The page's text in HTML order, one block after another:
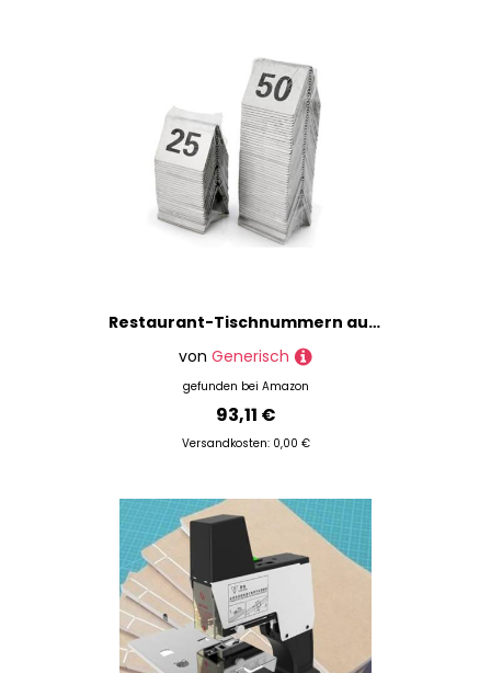
Restaurant-Tischnummern aus Edelstahl 1–25, Zelt-Stil, Tischnummernschilder für Hochzeit, Geburtstag, Partyzubehör
von Generisch
gefunden bei Amazon
93,11 €
Versandkosten: 0,00 €